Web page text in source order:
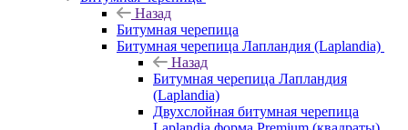
Назад
Битумная черепица
Битумная черепица Лапландия (Laplandia)
Назад
Битумная черепица Лапландия
(Laplandia)
Двухслойная битумная черепица